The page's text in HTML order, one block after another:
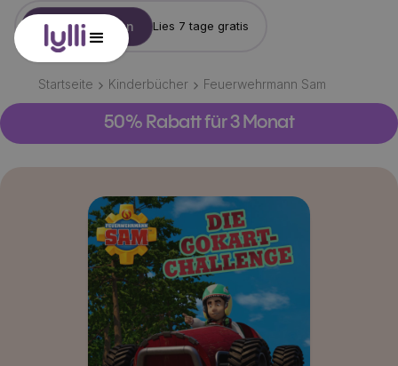
Konto erstellen Lies 7 tage gratis
Startseite Kinderbücher Feuerwehrmann Sam
50% Rabatt für 3 Monat